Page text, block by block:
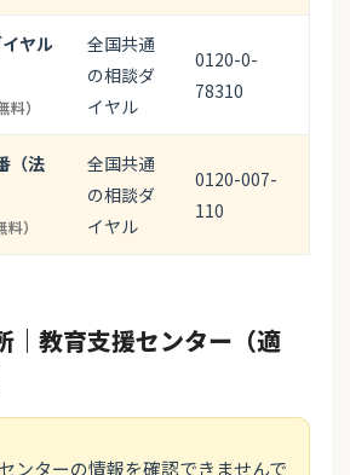
ヤル
）
全国共通
の相談ダ
イヤル
0120-0-
78310
（法
）
全国共通
の相談ダ
イヤル
0120-007-
110
｜教育支援センター（適
ンターの情報を確認できませんで